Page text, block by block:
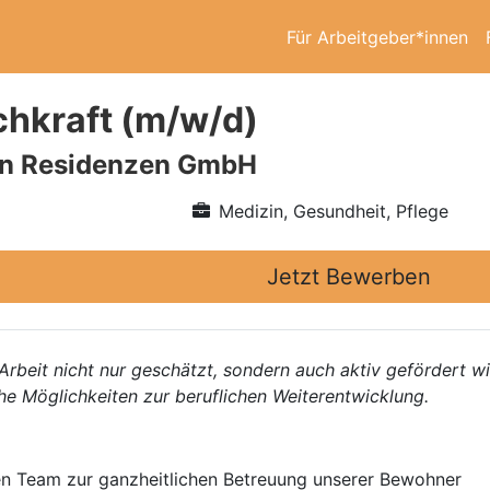
Für Arbeitgeber*innen
(m/w/d)
Residenzen GmbH
Medizin, Gesundheit, Pflege
Jetzt Bewerben
nicht nur geschätzt, sondern auch aktiv gefördert
Möglichkeiten zur beruflichen Weiterentwicklung.
Team zur ganzheitlichen Betreuung unserer Bewohner